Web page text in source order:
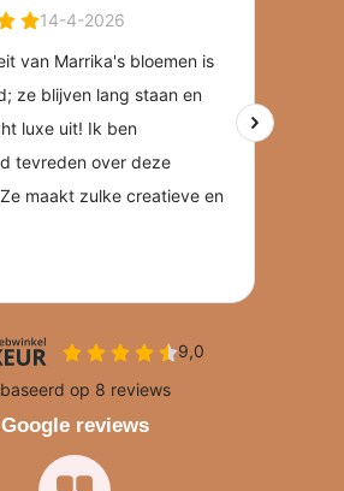
Google reviews